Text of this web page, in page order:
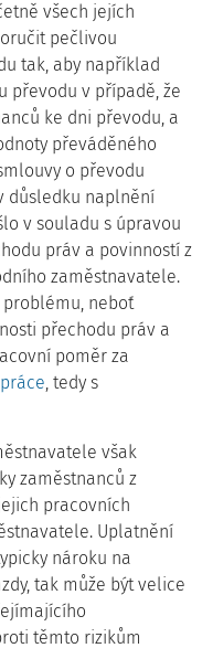
všech jejích
pečlivou
tak, aby například
převodu v případě, že
ke dni převodu, a
převáděného
o převodu
důsledku naplnění
v souladu s úpravou
práv a povinností z
zaměstnavatele.
neboť
přechodu práv a
poměr za
, tedy s
však
zaměstnanců z
pracovních
Uplatnění
nároku na
tak může být velice
těmto rizikům